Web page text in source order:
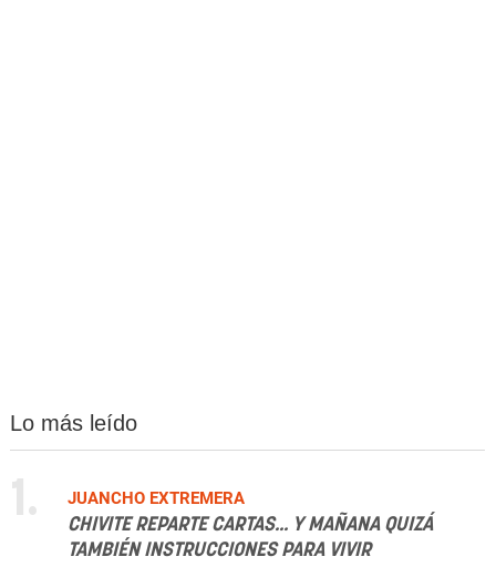
Lo más leído
1.
JUANCHO EXTREMERA
CHIVITE REPARTE CARTAS... Y MAÑANA QUIZÁ
TAMBIÉN INSTRUCCIONES PARA VIVIR